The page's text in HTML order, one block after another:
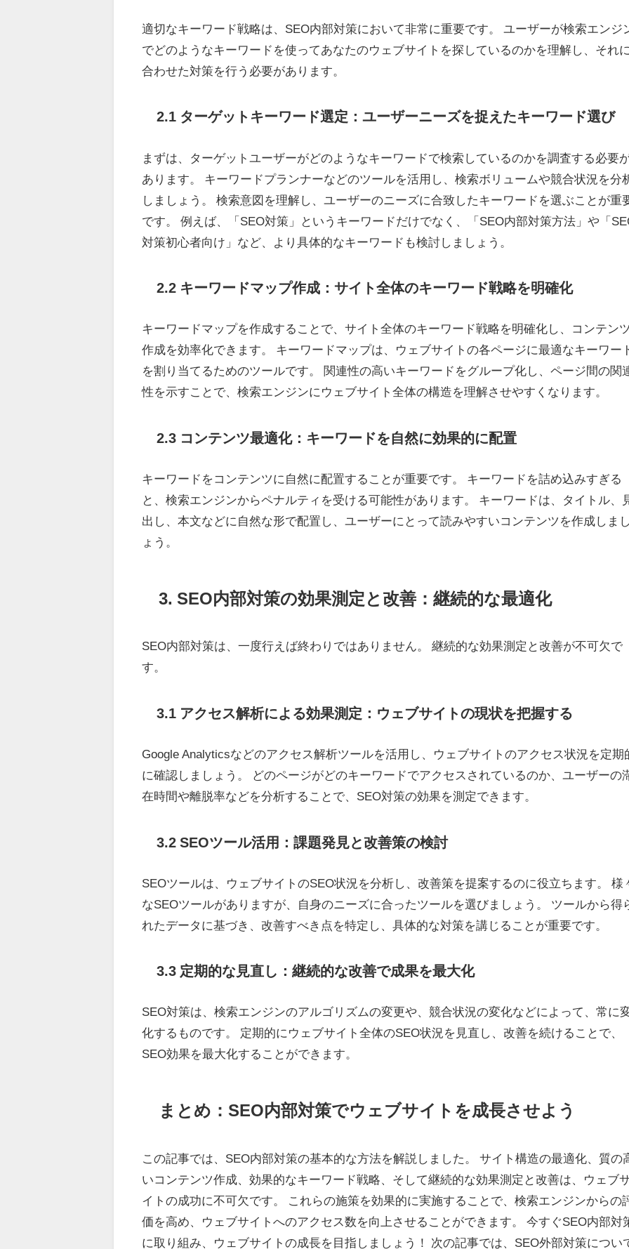
適切なキーワード戦略は、SEO内部対策において非常に重要です。 ユーザーが検索エンジ
でどのようなキーワードを使ってあなたのウェブサイトを探しているのかを理解し、それに
合わせた対策を行う必要があります。
2.1 ターゲットキーワード選定：ユーザーニーズを捉えたキーワード選び
まずは、ターゲットユーザーがどのようなキーワードで検索しているのかを調査する必要
あります。 キーワードプランナーなどのツールを活用し、検索ボリュームや競合状況を分
しましょう。 検索意図を理解し、ユーザーのニーズに合致したキーワードを選ぶことが重
です。 例えば、「SEO対策」というキーワードだけでなく、「SEO内部対策方法」や「
対策初心者向け」など、より具体的なキーワードも検討しましょう。
2.2 キーワードマップ作成：サイト全体のキーワード戦略を明確化
キーワードマップを作成することで、サイト全体のキーワード戦略を明確化し、コンテンツ
作成を効率化できます。 キーワードマップは、ウェブサイトの各ページに最適なキーワー
を割り当てるためのツールです。 関連性の高いキーワードをグループ化し、ページ間の関
性を示すことで、検索エンジンにウェブサイト全体の構造を理解させやすくなります。
2.3 コンテンツ最適化：キーワードを自然に効果的に配置
キーワードをコンテンツに自然に配置することが重要です。 キーワードを詰め込みすぎる
と、検索エンジンからペナルティを受ける可能性があります。 キーワードは、タイトル、
出し、本文などに自然な形で配置し、ユーザーにとって読みやすいコンテンツを作成しまし
ょう。
3. SEO内部対策の効果測定と改善：継続的な最適化
SEO内部対策は、一度行えば終わりではありません。 継続的な効果測定と改善が不可欠で
す。
3.1 アクセス解析による効果測定：ウェブサイトの現状を把握する
Google Analyticsなどのアクセス解析ツールを活用し、ウェブサイトのアクセス状況を定期
に確認しましょう。 どのページがどのキーワードでアクセスされているのか、ユーザーの
在時間や離脱率などを分析することで、SEO対策の効果を測定できます。
3.2 SEOツール活用：課題発見と改善策の検討
SEOツールは、ウェブサイトのSEO状況を分析し、改善策を提案するのに役立ちます。 様
なSEOツールがありますが、自身のニーズに合ったツールを選びましょう。 ツールから得
れたデータに基づき、改善すべき点を特定し、具体的な対策を講じることが重要です。
3.3 定期的な見直し：継続的な改善で成果を最大化
SEO対策は、検索エンジンのアルゴリズムの変更や、競合状況の変化などによって、常に
化するものです。 定期的にウェブサイト全体のSEO状況を見直し、改善を続けることで、
SEO効果を最大化することができます。
まとめ：SEO内部対策でウェブサイトを成長させよう
この記事では、SEO内部対策の基本的な方法を解説しました。 サイト構造の最適化、質の
いコンテンツ作成、効果的なキーワード戦略、そして継続的な効果測定と改善は、ウェブ
イトの成功に不可欠です。 これらの施策を効果的に実施することで、検索エンジンからの
価を高め、ウェブサイトへのアクセス数を向上させることができます。 今すぐSEO内部対
に取り組み、ウェブサイトの成長を目指しましょう！ 次の記事では、SEO外部対策につい